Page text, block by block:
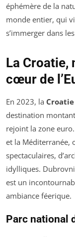
éphémère de la
monde entier, qui
s’immerger dans
La Croatie,
cœur de
En 2023, la Croatie
destination
rejoint la zone
et la Méditerranée,
spectaculaires,
idylliques.
est un
ambiance féerique.
Parc national